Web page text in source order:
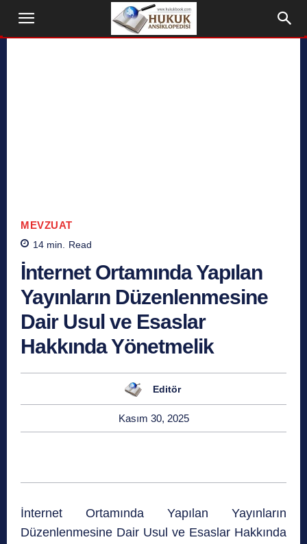
MEVZUAT
14 min. Read
İnternet Ortamında Yapılan
Yayınların Düzenlenmesine
Dair Usul ve Esaslar
Hakkında Yönetmelik
Editör
Kasım 30, 2025
İnternet Ortamında Yapılan Yayınların
Düzenlenmesine Dair Usul ve Esaslar Hakkında